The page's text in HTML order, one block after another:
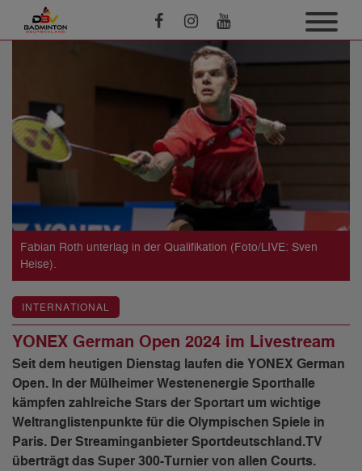
Fabian Roth unterlag in der Qualifikation (Foto/LIVE: Sven
Heise).
INTERNATIONAL
YONEX German Open 2024 im Livestream
Seit dem heutigen Dienstag laufen die YONEX German
Open. In der Mülheimer Westenenergie Sporthalle
kämpfen zahlreiche Stars der Sportart um wichtige
Weltranglistenpunkte für die Olympischen Spiele in
Paris. Der Streaminganbieter Sportdeutschland.TV
überträgt das Super 300-Turnier von allen Courts.